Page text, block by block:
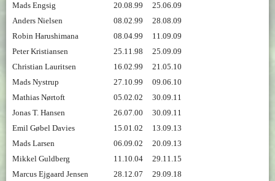
Mads Engsig 20.08.99
25.06.09
Anders Nielsen
08.02.99
28.08.09
Robin Harushimana
08.04.99
11.09.09
Peter Kristiansen
25.11.98
25.09.09
Christian Lauritsen
16.02.99
21.05.10
Mads Nystrup
27.10.99
09.06.10
Mathias Nørtoft
05.02.02
30.09.11
Jonas T. Hansen 26.07.00
30.09.11
Emil Gøbel Davies
15.01.02
13.09.13
Mads Larsen
06.09.02
20.09.13
Mikkel Guldberg
11.10.04
29.11.15
Marcus Ejgaard Jensen
28.12.07 29.09.18